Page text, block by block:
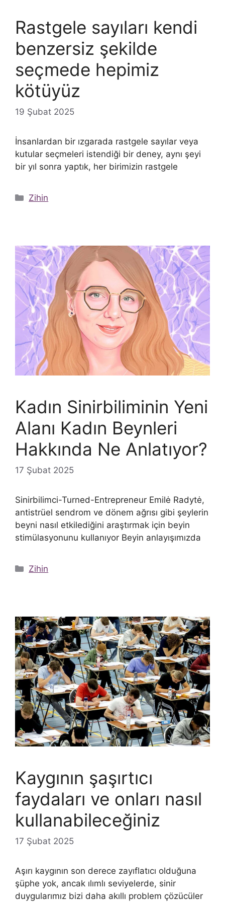
Rastgele sayıları kendi
benzersiz şekilde
seçmede hepimiz
kötüyüz
19 Şubat 2025
İnsanlardan bir ızgarada rastgele sayılar veya
kutular seçmeleri istendiği bir deney, aynı şeyi
bir yıl sonra yaptık, her birimizin rastgele
Kategoriler
Zihin
Kadın Sinirbiliminin Yeni
Alanı Kadın Beynleri
Hakkında Ne Anlatıyor?
17 Şubat 2025
Sinirbilimci-Turned-Entrepreneur Emilė Radytė,
antistrüel sendrom ve dönem ağrısı gibi şeylerin
beyni nasıl etkilediğini araştırmak için beyin
stimülasyonunu kullanıyor Beyin anlayışımızda
Kategoriler
Zihin
Kaygının şaşırtıcı
faydaları ve onları nasıl
kullanabileceğiniz
17 Şubat 2025
Aşırı kaygının son derece zayıflatıcı olduğuna
şüphe yok, ancak ılımlı seviyelerde, sinir
duygularımız bizi daha akıllı problem çözücüler